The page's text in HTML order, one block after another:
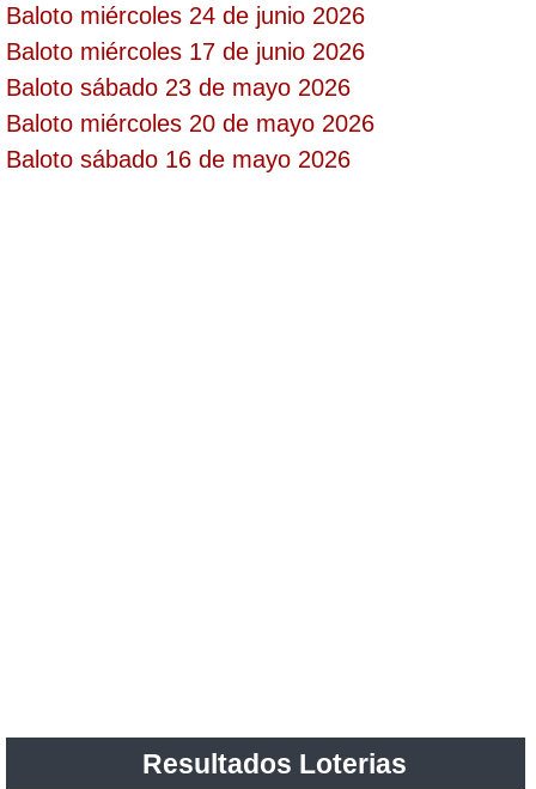
Motilon Noche
Paisita Día
Paisita Noche
Sinuano Día
Baloto miércoles 24 de junio 2026
Baloto miércoles 17 de junio 2026
Baloto sábado 23 de mayo 2026
Baloto miércoles 20 de mayo 2026
Baloto sábado 16 de mayo 2026
Resultados Loterias